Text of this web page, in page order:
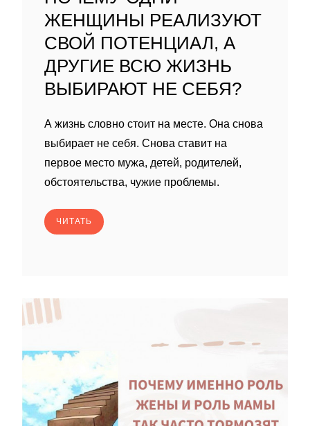
ЖЕНЩИНЫ РЕАЛИЗУЮТ
СВОЙ ПОТЕНЦИАЛ, А
ДРУГИЕ ВСЮ ЖИЗНЬ
ВЫБИРАЮТ НЕ СЕБЯ?
А жизнь словно стоит на месте. Она снова
выбирает не себя. Снова ставит на
первое место мужа, детей, родителей,
обстоятельства, чужие проблемы.
ЧИТАТЬ